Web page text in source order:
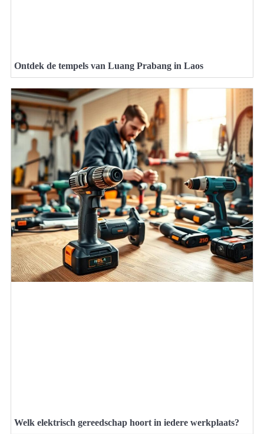
Ontdek de tempels van Luang Prabang in Laos
Welk elektrisch gereedschap hoort in iedere werkplaats?